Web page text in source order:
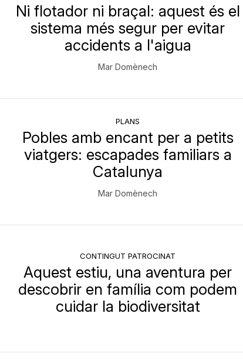
Ni flotador ni braçal: aquest és el
sistema més segur per evitar
accidents a l'aigua
Mar Domènech
PLANS
Pobles amb encant per a petits
viatgers: escapades familiars a
Catalunya
Mar Domènech
CONTINGUT PATROCINAT
Aquest estiu, una aventura per
descobrir en família com podem
cuidar la biodiversitat